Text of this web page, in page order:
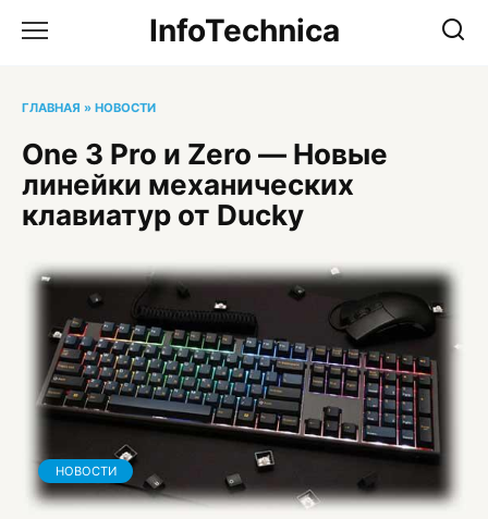
InfoTechnica
ГЛАВНАЯ » НОВОСТИ
One 3 Pro и Zero — Новые
линейки механических
клавиатур от Ducky
НОВОСТИ